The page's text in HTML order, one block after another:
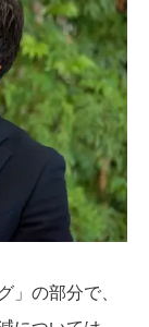
」の部分で、